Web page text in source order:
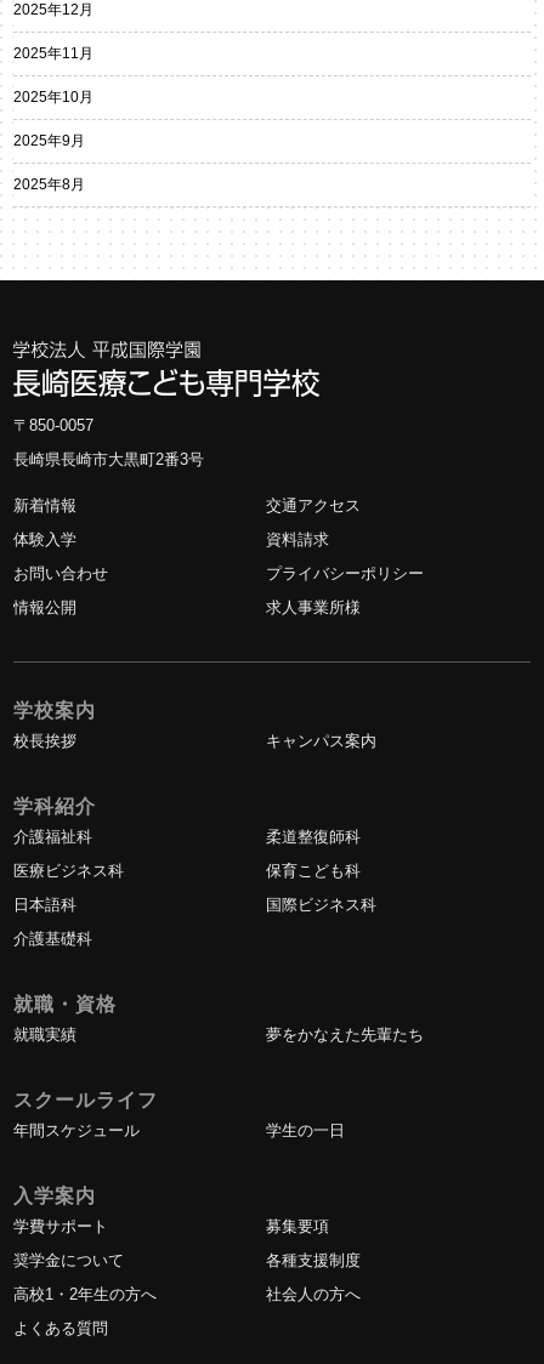
2025年12月
2025年11月
2025年10月
2025年9月
2025年8月
〒850-0057
長崎県長崎市大黒町2番3号
新着情報
交通アクセス
体験入学
資料請求
お問い合わせ
プライバシーポリシー
情報公開
求人事業所様
学校案内
校長挨拶 キャンパス案内
学科紹介
介護福祉科
柔道整復師科
医療ビジネス科
保育こども科
日本語科
国際ビジネス科
介護基礎科
就職・資格
就職実績 夢をかなえた先輩たち
スクールライフ
年間スケジュール 学生の一日
入学案内
学費サポート
募集要項
奨学金について
各種支援制度
高校1・2年生の方へ
社会人の方へ
よくある質問